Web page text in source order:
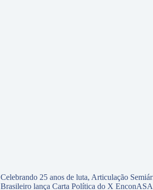
Celebrando 25 anos de luta, Articulação
Brasileiro lança Carta Política do X EnconASA